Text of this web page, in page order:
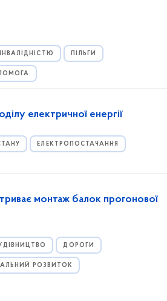
ПІЛЬГИ
електричної енергії
ЕЛЕКТРОПОСТАЧАННЯ
триває монтаж балок прогонової
ДОРОГИ
РОЗВИТОК